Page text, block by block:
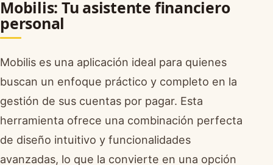
Mobilis: Tu asistente financiero
personal
Mobilis es una aplicación ideal para quienes
buscan un enfoque práctico y completo en la
gestión de sus cuentas por pagar. Esta
herramienta ofrece una combinación perfecta
de diseño intuitivo y funcionalidades
avanzadas, lo que la convierte en una opción